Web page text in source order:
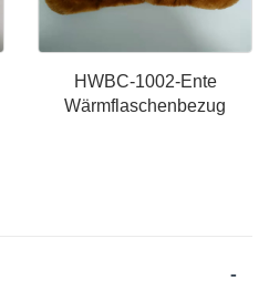
HWBC-1002-Ente
Wärmflaschenbezug
-